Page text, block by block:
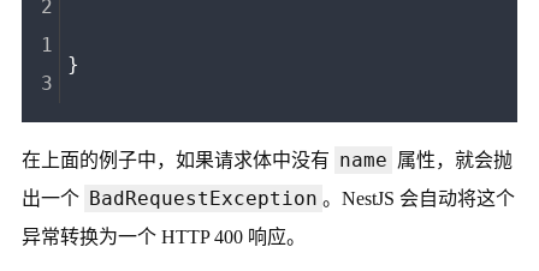
}
在上面的例子中，如果请求体中没有 name 属性，就会抛
出一个 BadRequestException 。NestJS 会自动将这个
异常转换为一个 HTTP 400 响应。